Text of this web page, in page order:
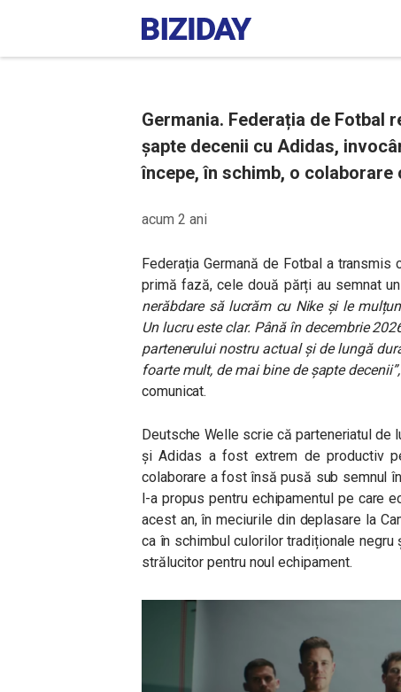
Germania. Federația de Fotbal
șapte decenii cu Adidas,
începe, în schimb, o colaborare
acum 2 ani
Federația Germană de Fotbal a
primă fază, cele două părți au semnat
nerăbdare să lucrăm cu Nike și le
Un lucru este clar. Până în decembrie
partenerului nostru actual și de lungă
foarte mult, de mai bine de șapte decenii”,
comunicat.
Deutsche Welle scrie că parteneriatul de
și Adidas a fost extrem de productiv
colaborare a fost însă pusă sub semnul
l-a propus pentru echipamentul pe care
acest an, în meciurile din deplasare la
ca în schimbul culorilor tradiționale
strălucitor pentru noul echipament.